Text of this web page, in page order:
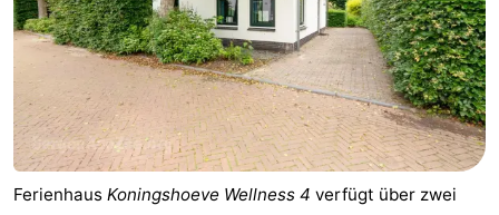
Ferienhaus Koningshoeve Wellness 4 verfügt über zwei